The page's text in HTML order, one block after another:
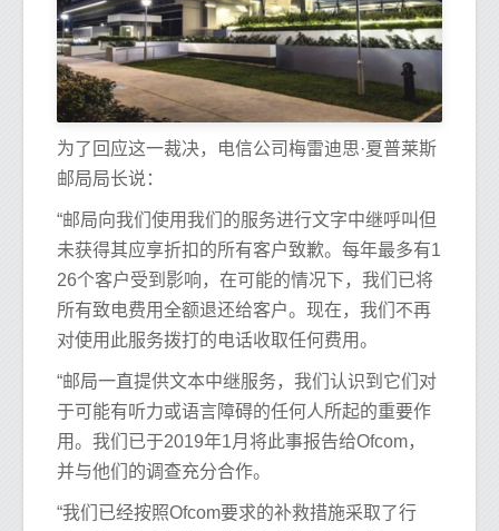
为了回应这一裁决，电信公司梅雷迪思·夏普莱斯
邮局局长说：
“邮局向我们使用我们的服务进行文字中继呼叫但
未获得其应享折扣的所有客户致歉。每年最多有1
26个客户受到影响，在可能的情况下，我们已将
所有致电费用全额退还给客户。现在，我们不再
对使用此服务拨打的电话收取任何费用。
“邮局一直提供文本中继服务，我们认识到它们对
于可能有听力或语言障碍的任何人所起的重要作
用。我们已于2019年1月将此事报告给Ofcom，
并与他们的调查充分合作。
“我们已经按照Ofcom要求的补救措施采取了行